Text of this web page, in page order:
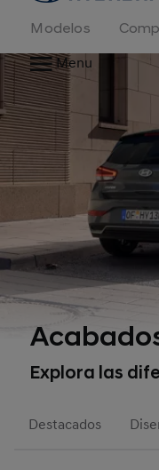
Modelos
Menu
Explora las
Destacados